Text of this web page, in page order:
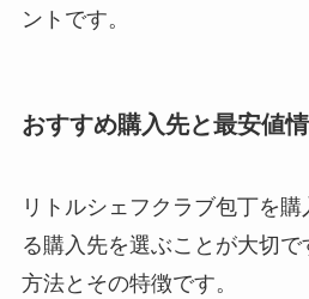
ントです。
おすすめ購入先と最安値
リトルシェフクラブ包丁を
る購入先を選ぶことが大切
方法とその特徴です。